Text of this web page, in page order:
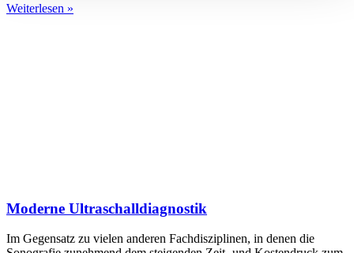
Weiterlesen »
Moderne Ultraschalldiagnostik
Im Gegensatz zu vielen anderen Fachdisziplinen, in denen die